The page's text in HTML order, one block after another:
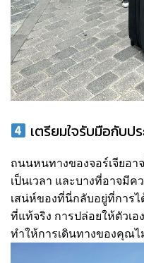
เตรียมใจรับมือกับป
ถนนหนทางของจอร์เจียอา
เป็นเวลา และบางที่อาจมีค
เสน่ห์ของที่นี่กลับอยู่ที่การ
ที่แท้จริง การปล่อยให้ตัวเ
ทำให้การเดินทางของคุณ